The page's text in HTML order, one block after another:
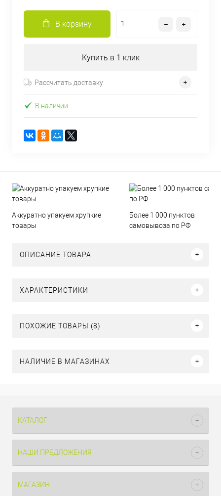
В корзину
Купить в 1 клик
Рассчитать доставку
В наличии
Аккуратно упакуем хрупкие
товары
Более 1 000 пунктов
самовывоза по РФ
ОПИСАНИЕ ТОВАРА
ХАРАКТЕРИСТИКИ
ПОХОЖИЕ ТОВАРЫ (8)
НАЛИЧИЕ В МАГАЗИНАХ
КАТАЛОГ
НАШИ ПРЕДЛОЖЕНИЯ
МАГАЗИН